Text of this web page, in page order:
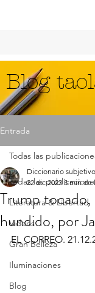
Blog
Entrada
Todas las
Literatura & Libertad
Videos
Gran Belleza
Iluminaciones
Blog
Todas las
Trump
hundido, por
Diccionario subjetivo
22 dic 2023 3 min de
EL CORREO.